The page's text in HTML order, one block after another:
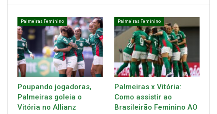
Palmeiras Feminino
Poupando jogadoras,
Palmeiras goleia o
Vitória no Allianz
Palmeiras Feminino
Palmeiras x Vitória:
Como assistir ao
Brasileirão Feminino AO